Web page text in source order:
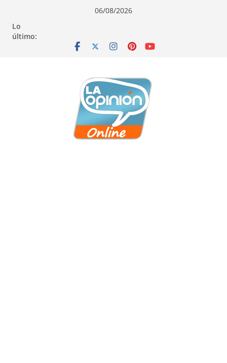
contenido
navegación
contenido
06/08/2026
Lo
último: